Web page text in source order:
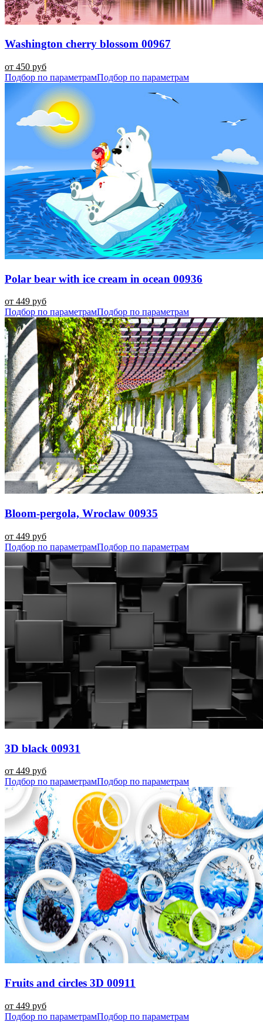
Washington cherry blossom 00967
от 450 руб
Подбор по параметрамПодбор по параметрам
Polar bear with ice cream in ocean 00936
от 449 руб
Подбор по параметрамПодбор по параметрам
Bloom-pergola, Wroclaw 00935
от 449 руб
Подбор по параметрамПодбор по параметрам
3D black 00931
от 449 руб
Подбор по параметрамПодбор по параметрам
Fruits and circles 3D 00911
от 449 руб
Подбор по параметрамПодбор по параметрам